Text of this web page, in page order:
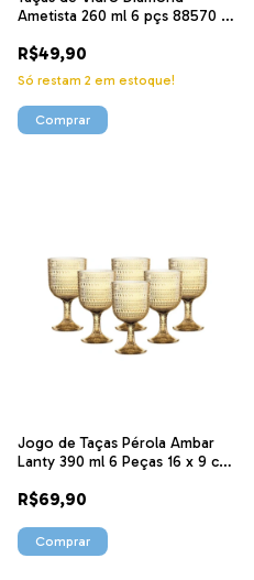
Ametista 260 ml 6 pçs 88570 Ke
R$49,90
Só restam 2 em estoque!
Jogo de Taças Pérola Ambar
Lanty 390 ml 6 Peças 16 x 9 cm
R$69,90